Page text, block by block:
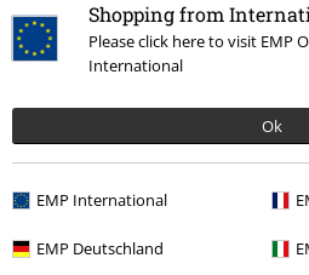
Shopping from
Please click here to visit EMP
International
Ok
EMP International
EMP Deutschland